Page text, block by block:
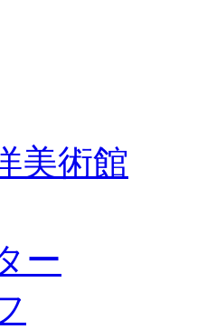
美術館
ー